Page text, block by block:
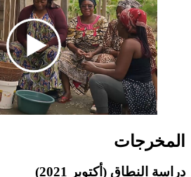
المخرجات
دراسة النطاق (أكتوبر 2021)